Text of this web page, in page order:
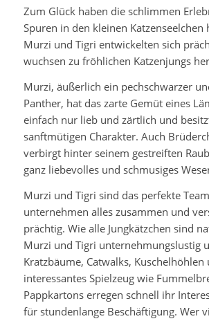
Zum Glück haben die schlimmen
Spuren in den kleinen Katzenseelchen
Murzi und Tigri entwickelten sich
wuchsen zu fröhlichen Katzenjungs
Murzi, äußerlich ein pechschwarzer
Panther, hat das zarte Gemüt eines
einfach nur lieb und zärtlich und
sanftmütigen Charakter. Auch
verbirgt hinter seinem gestreiften
ganz liebevolles und schmusiges
Murzi und Tigri sind das perfekte
unternehmen alles zusammen und
prächtig. Wie alle Jungkätzchen sind
Murzi und Tigri unternehmungslustig
Kratzbäume, Catwalks, Kuschelhöhlen
interessantes Spielzeug wie
Pappkartons erregen schnell ihr
für stundenlange Beschäftigung. Wer